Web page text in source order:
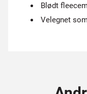
Blødt
Velegnet